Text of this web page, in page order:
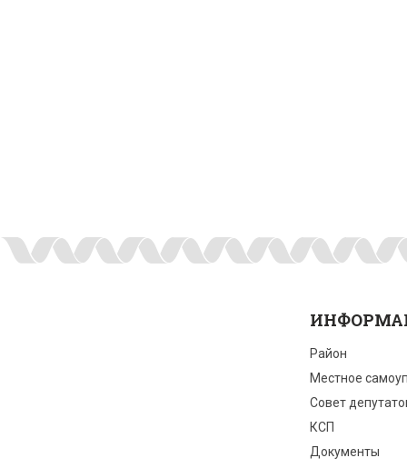
Район
Местное
Совет
КСП
Документы